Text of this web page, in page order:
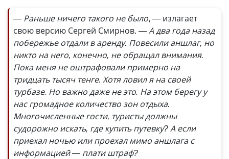
— Раньше ничего такого не было, — излагает
свою версию Сергей Смирнов. — А два года назад
побережье отдали в аренду. Повесили аншлаг, но
никто на него, конечно, не обращал внимания.
Пока меня не оштрафовали примерно на
тридцать тысяч тенге. Хотя ловил я на своей
турбазе. Но важно даже не это. На этом берегу у
нас громадное количество зон отдыха.
Многочисленные гости, туристы должны
судорожно искать, где купить путевку? А если
приехал ночью или проехал мимо аншлага с
информацией — плати штраф?